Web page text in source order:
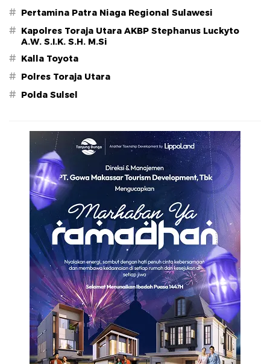
# Pertamina Patra Niaga Regional Sulawesi
# Kapolres Toraja Utara AKBP Stephanus Luckyto
A.W. S.I.K. S.H. M.Si
# Kalla Toyota
# Polres Toraja Utara
# Polda Sulsel